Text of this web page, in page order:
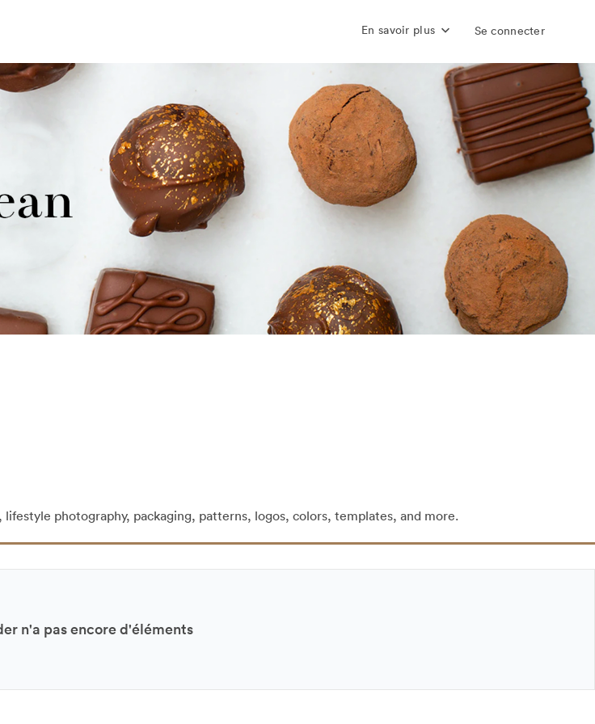
En savoir plus Se connecter
photography, packaging, patterns, logos, colors, templates, and more.
n'a pas encore d'éléments